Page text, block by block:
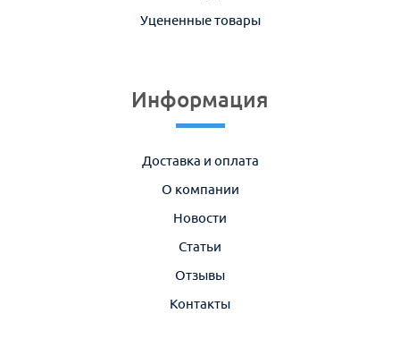
Уцененные товары
Информация
Доставка и оплата
О компании
Новости
Статьи
Отзывы
Контакты